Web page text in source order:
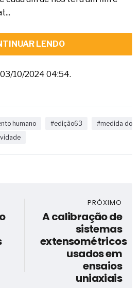
LENDO
10/2024 04:54.
humano #edição63
#medida do
PRÓXIMO
A calibração de
sistemas
extensométricos
usados em
ensaios
uniaxiais